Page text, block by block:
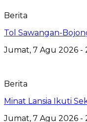
Berita
Tol Sawangan-
Jumat, 7 Agu 2026 -
Berita
Minat Lansia Ikuti
Jumat, 7 Agu 2026 -